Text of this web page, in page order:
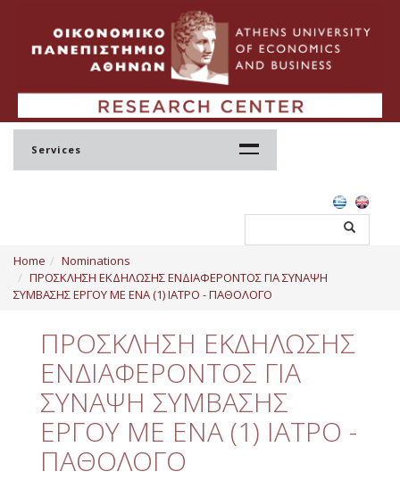
Services
Profile
Regulation
Administration
Staff
Quality
ETHICS
Useful Links
Home
Nominations
ΠΡΟΣΚΛΗΣΗ ΕΚΔΗΛΩΣΗΣ ΕΝΔΙΑΦΕΡΟΝΤΟΣ ΓΙΑ ΣΥΝΑΨΗ
ΣΥΜΒΑΣΗΣ ΕΡΓΟΥ ΜΕ ΕΝΑ (1) ΙΑΤΡΟ - ΠΑΘΟΛΟΓΟ
ΠΡΟΣΚΛΗΣΗ ΕΚΔΗΛΩΣΗΣ
ΕΝΔΙΑΦΕΡΟΝΤΟΣ ΓΙΑ
ΣΥΝΑΨΗ ΣΥΜΒΑΣΗΣ
ΕΡΓΟΥ ΜΕ ΕΝΑ (1) ΙΑΤΡΟ -
ΠΑΘΟΛΟΓΟ